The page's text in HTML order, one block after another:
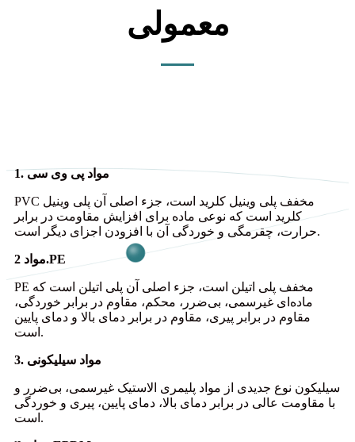
معمولی
1. مواد پی وی سی
PVC مخفف پلی وینیل کلرید است، جزء اصلی آن پلی وینیل
کلرید است که نوعی ماده برای افزایش مقاومت در برابر
حرارت، چقرمگی و خوردگی آن با افزودن اجزای دیگر است.
مواد 2.PE
PE مخفف پلی اتیلن است، جزء اصلی آن پلی اتیلن است که
ماده‌ای غیرسمی، بی‌ضرر، محکم، مقاوم در برابر خوردگی،
مقاوم در برابر پیری، مقاوم در برابر دمای بالا و دمای پایین
است.
3. مواد سیلیکونی
سیلیکون نوع جدیدی از مواد پلیمری الاستیک غیرسمی، بی‌ضرر و
با مقاومت عالی در برابر دمای بالا، دمای پایین، پیری و خوردگی
است.